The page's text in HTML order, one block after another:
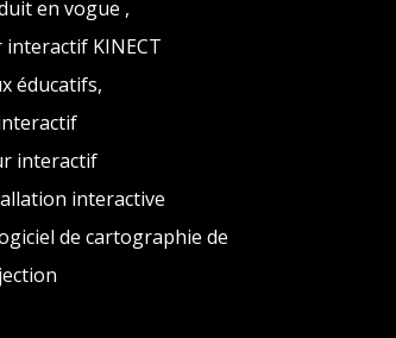
en vogue ,
interactif KINECT
éducatifs,
interactif
interactive
de cartographie de